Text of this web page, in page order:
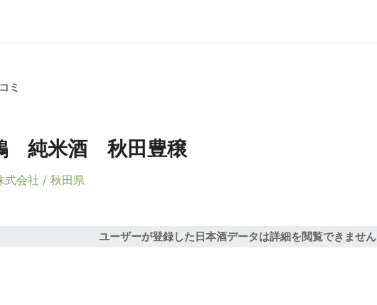
ミ
純米酒 秋田豊穣
式会社 / 秋田県
ユーザーが登録した日本酒データは詳細を閲覧できません